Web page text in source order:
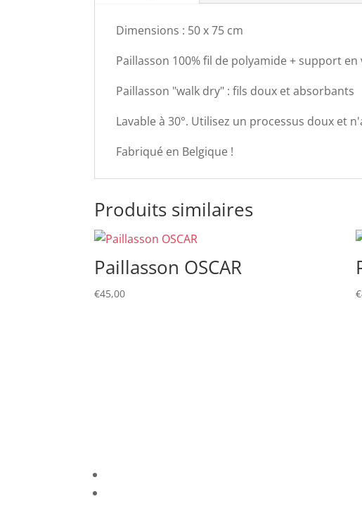
Dimensions : 50 x 75 cm
Paillasson 100% fil de polyamide + support
Paillasson "walk dry" : fils doux et absorbants
Lavable à 30°. Utilisez un processus doux et
Fabriqué en Belgique !
Produits similaires
Paillasson OSCAR
€45,00 €